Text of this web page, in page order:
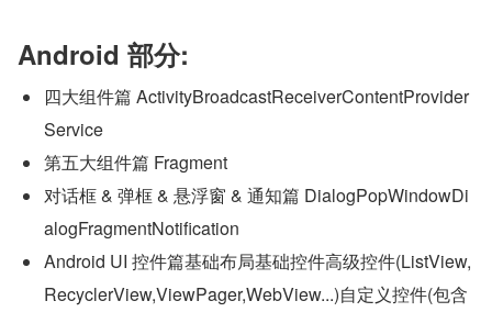
Android 部分:
四大组件篇 ActivityBroadcastReceiverContentProvider
Service
第五大组件篇 Fragment
对话框 & 弹框 & 悬浮窗 & 通知篇 DialogPopWindowDi
alogFragmentNotification
Android UI 控件篇基础布局基础控件高级控件(ListView,
RecyclerView,ViewPager,WebView...)自定义控件(包含